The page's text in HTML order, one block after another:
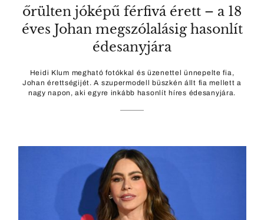
őrülten jóképű férfivá érett – a 18
éves Johan megszólalásig hasonlít
édesanyjára
Heidi Klum megható fotókkal és üzenettel ünnepelte fia,
Johan érettségijét. A szupermodell büszkén állt fia mellett a
nagy napon, aki egyre inkább hasonlít híres édesanyjára.